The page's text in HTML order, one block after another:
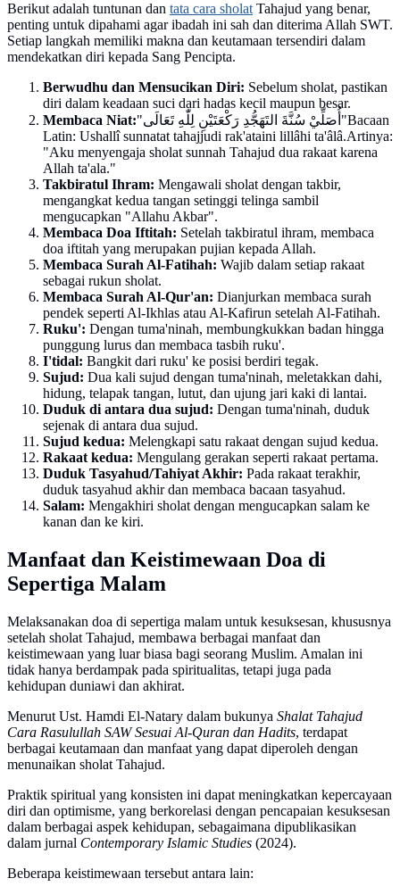
Berikut adalah tuntunan dan tata cara sholat Tahajud yang benar,
penting untuk dipahami agar ibadah ini sah dan diterima Allah SWT.
Setiap langkah memiliki makna dan keutamaan tersendiri dalam
mendekatkan diri kepada Sang Pencipta.
Berwudhu dan Mensucikan Diri: Sebelum sholat, pastikan
diri dalam keadaan suci dari hadas kecil maupun besar.
Membaca Niat:"أُصَلِّيْ سُنَّةَ التَهَجُّدِ رَكْعَتَيْنِ لِلّٰهِ تَعَالَى"Bacaan
Latin: Ushallî sunnatat tahajjudi rak'ataini lillâhi ta'âlâ.Artinya:
"Aku menyengaja sholat sunnah Tahajud dua rakaat karena
Allah ta'ala."
Takbiratul Ihram: Mengawali sholat dengan takbir,
mengangkat kedua tangan setinggi telinga sambil
mengucapkan "Allahu Akbar".
Membaca Doa Iftitah: Setelah takbiratul ihram, membaca
doa iftitah yang merupakan pujian kepada Allah.
Membaca Surah Al-Fatihah: Wajib dalam setiap rakaat
sebagai rukun sholat.
Membaca Surah Al-Qur'an: Dianjurkan membaca surah
pendek seperti Al-Ikhlas atau Al-Kafirun setelah Al-Fatihah.
Ruku': Dengan tuma'ninah, membungkukkan badan hingga
punggung lurus dan membaca tasbih ruku'.
I'tidal: Bangkit dari ruku' ke posisi berdiri tegak.
Sujud: Dua kali sujud dengan tuma'ninah, meletakkan dahi,
hidung, telapak tangan, lutut, dan ujung jari kaki di lantai.
Duduk di antara dua sujud: Dengan tuma'ninah, duduk
sejenak di antara dua sujud.
Sujud kedua: Melengkapi satu rakaat dengan sujud kedua.
Rakaat kedua: Mengulang gerakan seperti rakaat pertama.
Duduk Tasyahud/Tahiyat Akhir: Pada rakaat terakhir,
duduk tasyahud akhir dan membaca bacaan tasyahud.
Salam: Mengakhiri sholat dengan mengucapkan salam ke
kanan dan ke kiri.
Manfaat dan Keistimewaan Doa di
Sepertiga Malam
Melaksanakan doa di sepertiga malam untuk kesuksesan, khususnya
setelah sholat Tahajud, membawa berbagai manfaat dan
keistimewaan yang luar biasa bagi seorang Muslim. Amalan ini
tidak hanya berdampak pada spiritualitas, tetapi juga pada
kehidupan duniawi dan akhirat.
Menurut Ust. Hamdi El-Natary dalam bukunya Shalat Tahajud
Cara Rasulullah SAW Sesuai Al-Quran dan Hadits, terdapat
berbagai keutamaan dan manfaat yang dapat diperoleh dengan
menunaikan sholat Tahajud.
Praktik spiritual yang konsisten ini dapat meningkatkan kepercayaan
diri dan optimisme, yang berkorelasi dengan pencapaian kesuksesan
dalam berbagai aspek kehidupan, sebagaimana dipublikasikan
dalam jurnal Contemporary Islamic Studies (2024).
Beberapa keistimewaan tersebut antara lain: